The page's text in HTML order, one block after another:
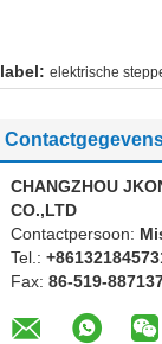
label: elektrische
CHANGZHOU
CO.,LTD
Contactpersoon:
Tel.:
Fax: 86-519-